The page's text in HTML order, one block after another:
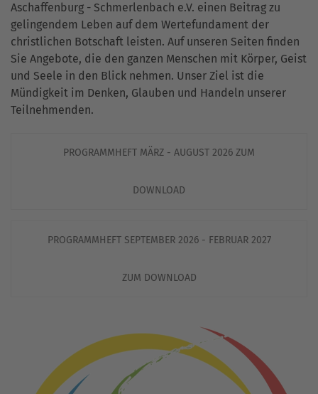
Aschaffenburg - Schmerlenbach e.V. einen Beitrag zu
gelingendem Leben auf dem Wertefundament der
christlichen Botschaft leisten. Auf unseren Seiten finden
Sie Angebote, die den ganzen Menschen mit Körper, Geist
und Seele in den Blick nehmen. Unser Ziel ist die
Mündigkeit im Denken, Glauben und Handeln unserer
Teilnehmenden.
PROGRAMMHEFT MÄRZ - AUGUST 2026 ZUM
DOWNLOAD
PROGRAMMHEFT SEPTEMBER 2026 - FEBRUAR 2027
ZUM DOWNLOAD